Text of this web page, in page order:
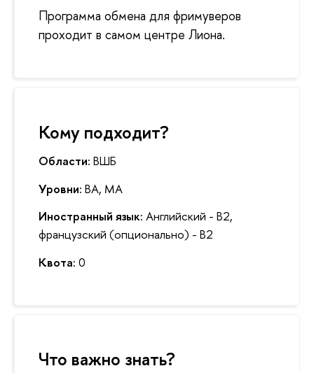
Программа обмена для фримуверов
проходит в самом центре Лиона.
Кому подходит?
Области: ВШБ
Уровни: BA, MA
Иностранный язык: Английский - B2,
французский (опционально) - B2
Квота: 0
Что важно знать?